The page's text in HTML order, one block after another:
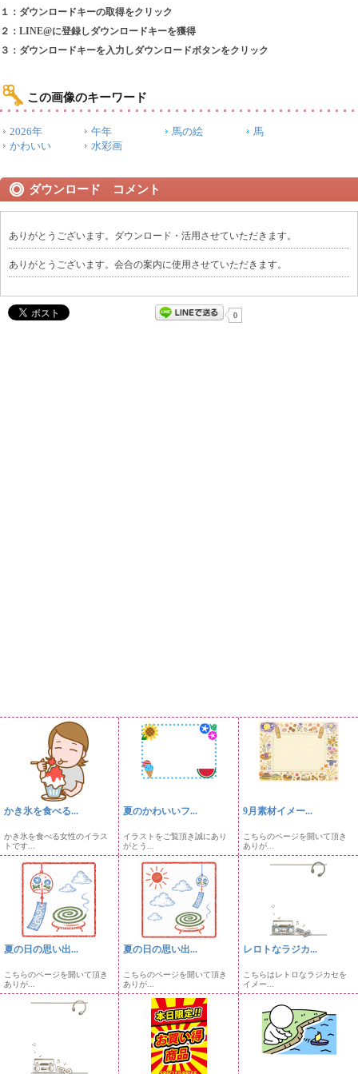
１：ダウンロードキーの取得をクリック
２：LINE@に登録しダウンロードキーを獲得
３：ダウンロードキーを入力しダウンロードボタンをクリック
この画像のキーワード
2026年 午年 馬の絵
馬
かわいい
水彩画
ダウンロード コメント
ありがとうございます。ダウンロード・活用させていただきます。
ありがとうございます。会合の案内に使用させていただきます。
0
かき氷を食べる...
かき氷を食べる女性のイラス
トです...
夏のかわいいフ...
イラストをご覧頂き誠にあり
がとう...
9月素材イメー...
こちらのページを開いて頂き
ありが...
夏の日の思い出...
こちらのページを開いて頂き
ありが...
夏の日の思い出...
こちらのページを開いて頂き
ありが...
レロトなラジカ...
こちらはレトロなラジカセを
イメー...